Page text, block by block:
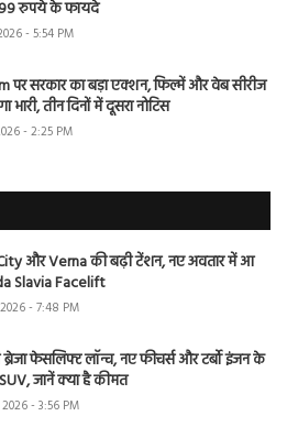
रुपये के फायदे
- 5:54 PM
पर सरकार का बड़ा एक्शन, फिल्में और वेब सीरीज
भारी, तीन दिनों में दूसरा नोटिस
- 2:25 PM
और Verna की बढ़ी टेंशन, नए अवतार में आ
Slavia Facelift
- 7:48 PM
ब्रेजा फेसलिफ्ट लॉन्च, नए फीचर्स और टर्बो इंजन के
जानें क्या है कीमत
- 3:56 PM